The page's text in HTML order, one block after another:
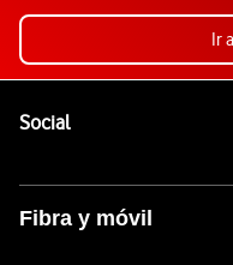
Ir
SocialEnlaces a las redes
Fibra y móvil